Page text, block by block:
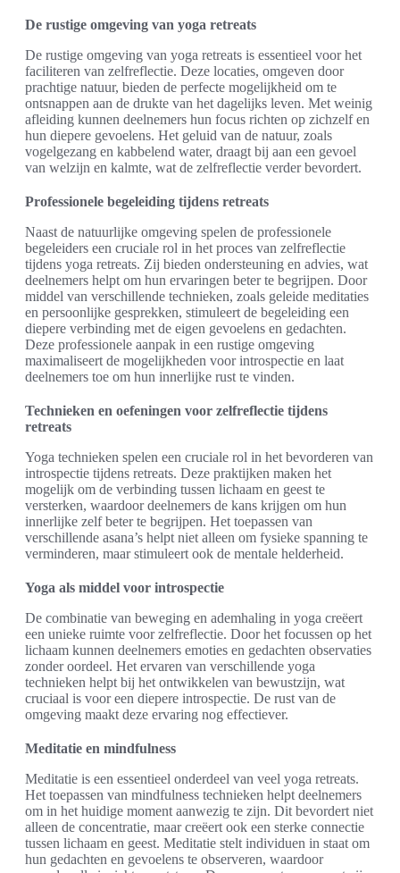
De rustige omgeving van yoga retreats
De rustige omgeving van yoga retreats is essentieel voor het
faciliteren van zelfreflectie. Deze locaties, omgeven door
prachtige natuur, bieden de perfecte mogelijkheid om te
ontsnappen aan de drukte van het dagelijks leven. Met weinig
afleiding kunnen deelnemers hun focus richten op zichzelf en
hun diepere gevoelens. Het geluid van de natuur, zoals
vogelgezang en kabbelend water, draagt bij aan een gevoel
van welzijn en kalmte, wat de zelfreflectie verder bevordert.
Professionele begeleiding tijdens retreats
Naast de natuurlijke omgeving spelen de professionele
begeleiders een cruciale rol in het proces van zelfreflectie
tijdens yoga retreats. Zij bieden ondersteuning en advies, wat
deelnemers helpt om hun ervaringen beter te begrijpen. Door
middel van verschillende technieken, zoals geleide meditaties
en persoonlijke gesprekken, stimuleert de begeleiding een
diepere verbinding met de eigen gevoelens en gedachten.
Deze professionele aanpak in een rustige omgeving
maximaliseert de mogelijkheden voor introspectie en laat
deelnemers toe om hun innerlijke rust te vinden.
Technieken en oefeningen voor zelfreflectie tijdens
retreats
Yoga technieken spelen een cruciale rol in het bevorderen van
introspectie tijdens retreats. Deze praktijken maken het
mogelijk om de verbinding tussen lichaam en geest te
versterken, waardoor deelnemers de kans krijgen om hun
innerlijke zelf beter te begrijpen. Het toepassen van
verschillende asana’s helpt niet alleen om fysieke spanning te
verminderen, maar stimuleert ook de mentale helderheid.
Yoga als middel voor introspectie
De combinatie van beweging en ademhaling in yoga creëert
een unieke ruimte voor zelfreflectie. Door het focussen op het
lichaam kunnen deelnemers emoties en gedachten observaties
zonder oordeel. Het ervaren van verschillende yoga
technieken helpt bij het ontwikkelen van bewustzijn, wat
cruciaal is voor een diepere introspectie. De rust van de
omgeving maakt deze ervaring nog effectiever.
Meditatie en mindfulness
Meditatie is een essentieel onderdeel van veel yoga retreats.
Het toepassen van mindfulness technieken helpt deelnemers
om in het huidige moment aanwezig te zijn. Dit bevordert niet
alleen de concentratie, maar creëert ook een sterke connectie
tussen lichaam en geest. Meditatie stelt individuen in staat om
hun gedachten en gevoelens te observeren, waardoor